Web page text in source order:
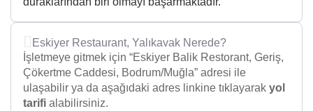
Eskiyer Restaurant, Yalıkavak Nerede?
İşletmeye gitmek için “Eskiyer Balik Restorant, Geriş,
Çökertme Caddesi, Bodrum/Muğla” adresi ile
ulaşabilir ya da aşağıdaki adres linkine tıklayarak yol
tarifi alabilirsiniz.